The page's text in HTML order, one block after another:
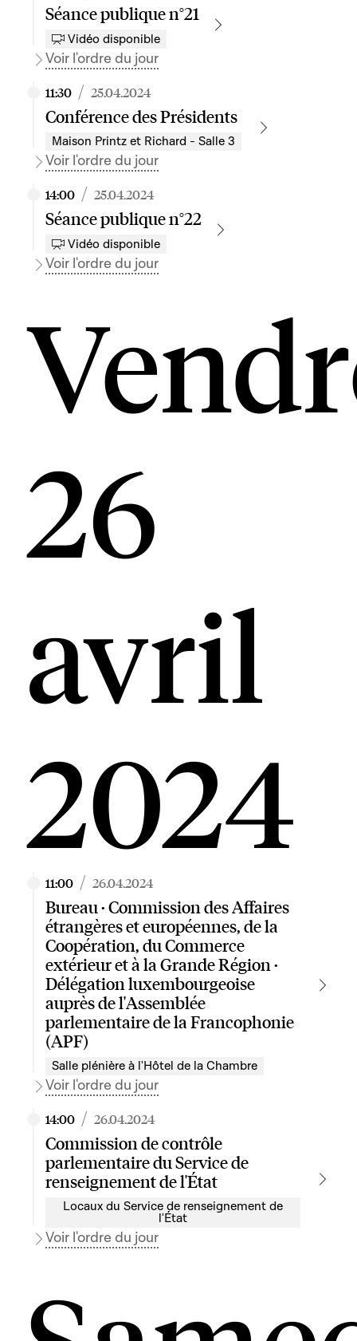
Séance publique n°21
Vidéo disponible
Voir l'ordre du jour
11:30 / 25.04.2024
Conférence des Présidents
Maison Printz et Richard - Salle 3
Voir l'ordre du jour
14:00 / 25.04.2024
Séance publique n°22
Vidéo disponible
Voir l'ordre du jour
26
avril
2024
11:00 / 26.04.2024
Bureau · Commission des Affaires
étrangères et européennes, de la
Coopération, du Commerce
extérieur et à la Grande Région ·
Délégation luxembourgeoise
auprès de l'Assemblée
parlementaire de la Francophonie
(APF)
Salle plénière à l'Hôtel de la Chambre
Voir l'ordre du jour
14:00 / 26.04.2024
Commission de contrôle
parlementaire du Service de
renseignement de l'État
Locaux du Service de renseignement de
l'État
Voir l'ordre du jour